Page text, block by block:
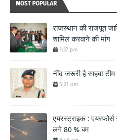
MOST POPULAR
राजस्थान की राजपूत
शामिल करवाने की मांग
7:27 pm
नींद जरूरी है साहब! टीम
5:21 pm
एयरस्ट्राइक :
लगे 80 % बम